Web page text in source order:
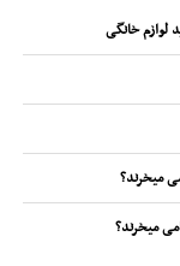
لوازم خانگی
میخرند؟
میخرند؟